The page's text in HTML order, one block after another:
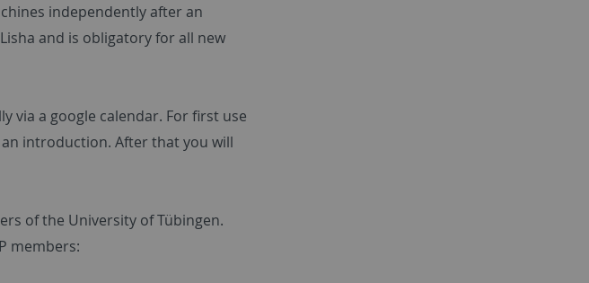
independently after an
and is obligatory for all new
via a google calendar. For first use
introduction. After that you will
of the University of Tübingen.
members: